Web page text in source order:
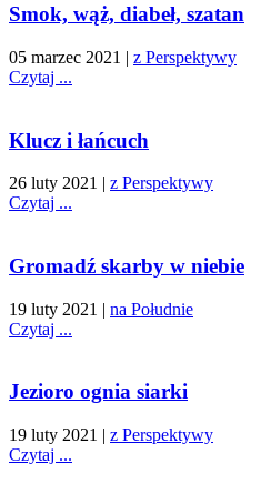
Smok, wąż, diabeł, szatan
05 marzec 2021 | z Perspektywy
Czytaj ...
Klucz i łańcuch
26 luty 2021 | z Perspektywy
Czytaj ...
Gromadź skarby w niebie
19 luty 2021 | na Południe
Czytaj ...
Jezioro ognia siarki
19 luty 2021 | z Perspektywy
Czytaj ...